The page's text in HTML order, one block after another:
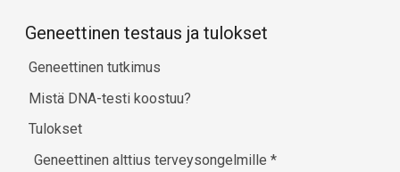
Geneettinen testaus ja tulokset
Geneettinen tutkimus
Mistä DNA-testi koostuu?
Tulokset
Geneettinen alttius terveysongelmille*